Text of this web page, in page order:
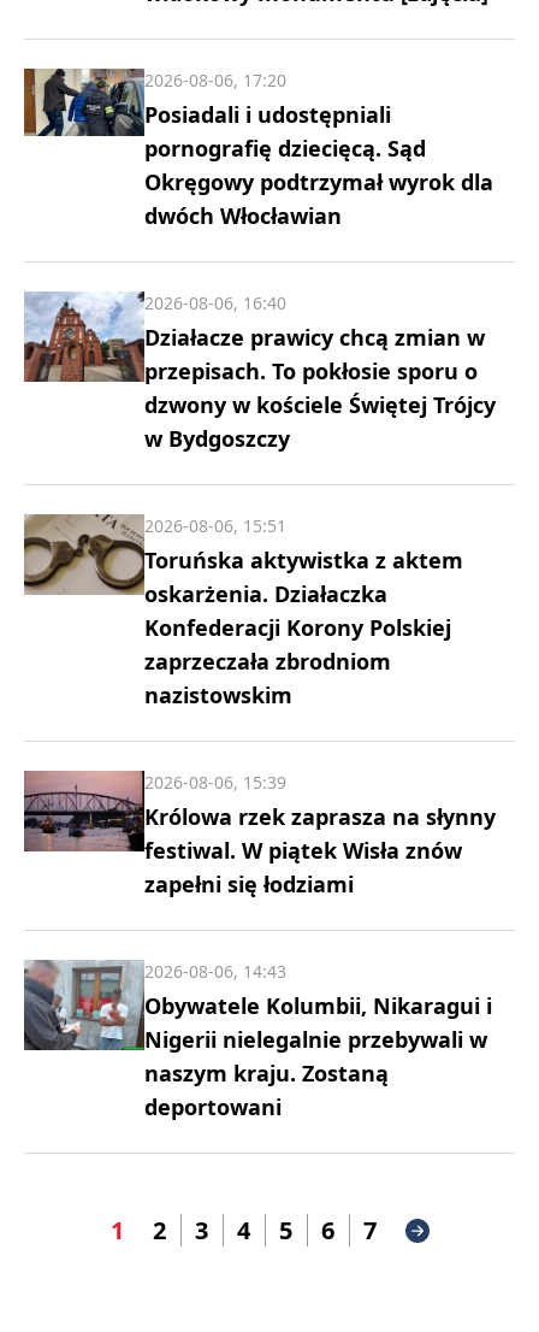
Posiadali i udostępniali
pornografię dziecięcą. Sąd
Okręgowy podtrzymał wyrok dla
dwóch Włocławian
2026-08-06, 17:20
Działacze prawicy chcą zmian w
przepisach. To pokłosie sporu o
dzwony w kościele Świętej Trójcy
w Bydgoszczy
2026-08-06, 16:40
Toruńska aktywistka z aktem
oskarżenia. Działaczka
Konfederacji Korony Polskiej
zaprzeczała zbrodniom
nazistowskim
2026-08-06, 15:51
Królowa rzek zaprasza na słynny
festiwal. W piątek Wisła znów
zapełni się łodziami
2026-08-06, 15:39
Obywatele Kolumbii, Nikaragui i
Nigerii nielegalnie przebywali w
naszym kraju. Zostaną
deportowani
2026-08-06, 14:43
1 2 3 4 5 6 7